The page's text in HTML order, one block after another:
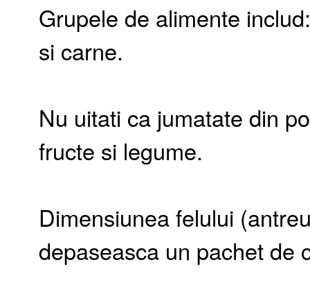
Grupele de alimente
si carne.
Nu uitati ca jumatate din
fructe si legume.
Dimensiunea felului
depaseasca un pachet de